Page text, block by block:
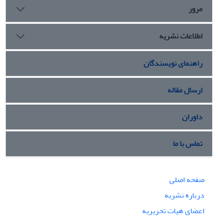
مرور
اطلاعات نشریه
راهنمای نویسندگان
ارسال مقاله
داوران
تماس با ما
صفحه اصلی
درباره نشریه
اعضای هیات تحریریه